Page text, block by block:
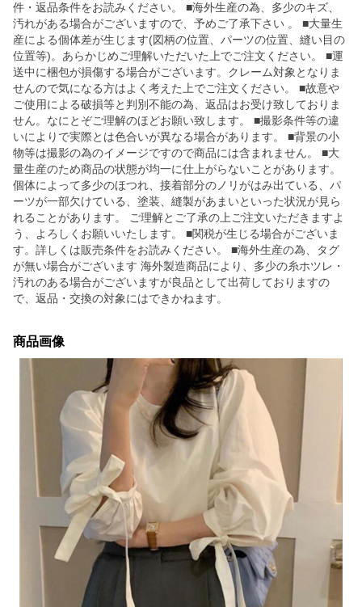
件・返品条件をお読みください。 ■海外生産の為、多少のキズ、
汚れがある場合がございますので、予めご了承下さい 。 ■大量生
産による個体差が生じます(図柄の位置、パーツの位置、縫い目の
位置等)。あらかじめご理解いただいた上でご注文ください。 ■運
送中に梱包が損傷する場合がございます。クレーム対象となりま
せんので気になる方はよく考えた上でご注文ください。 ■故意や
ご使用による破損等と判別不能の為、返品はお受け致しておりま
せん。なにとぞご理解のほどお願い致します。 ■撮影条件等の違
いによりで実際とは色合いが異なる場合があります。 ■背景の小
物等は撮影の為のイメージですので商品には含まれません。 ■大
量生産のため商品の状態が均一に仕上がらないことがあります。
個体によって多少のほつれ、接着部分のノリがはみ出ている、パ
ーツが一部欠けている、塗装、縫製があまいといった状況が見ら
れることがあります。 ご理解とご了承の上ご注文いただきますよ
う、よろしくお願いいたします。 ■関税が生じる場合がございま
す。詳しくは販売条件をお読みください。 ■海外生産の為、タグ
が無い場合がございます 海外製造商品により、多少の糸ホツレ・
汚れのある場合がございますが良品として出荷しておりますの
で、返品・交換の対象にはできかねます。
商品画像